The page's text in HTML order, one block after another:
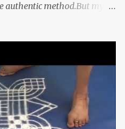
authentic method.But my
pooja
tamil. i.e Archanai slokam
the pooja procedures.Hope
the sloka pictures from our